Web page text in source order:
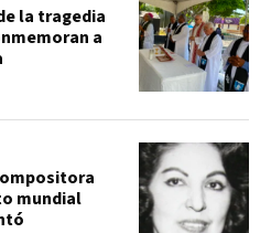
la tragedia
a
mundial